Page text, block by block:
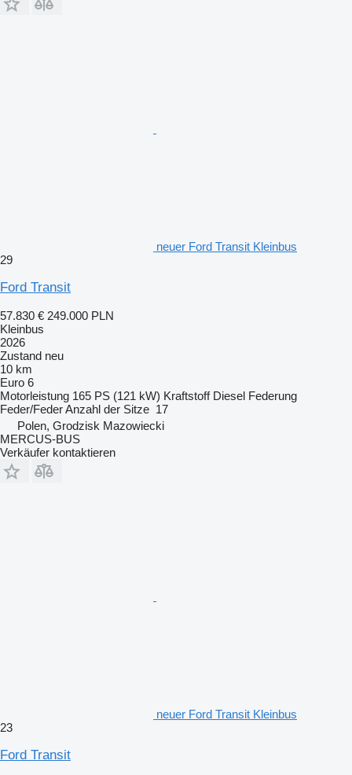
neuer Ford Transit Kleinbus
29
Ford Transit
57.830 € 249.000 PLN
Kleinbus
2026
Zustand neu
10 km
Euro 6
Motorleistung 165 PS (121 kW) Kraftstoff Diesel Federung
Feder/FederAnzahl der Sitze 17
Polen, Grodzisk Mazowiecki
MERCUS-BUS
Verkäufer kontaktieren
neuer Ford Transit Kleinbus
23
Ford Transit